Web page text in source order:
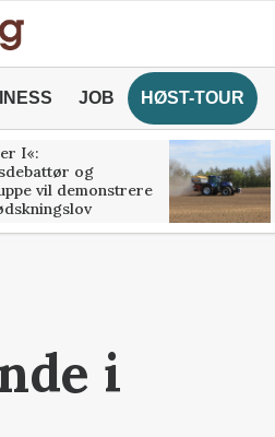
JOB HØST-TOUR
I«:
og
vil demonstrere
i